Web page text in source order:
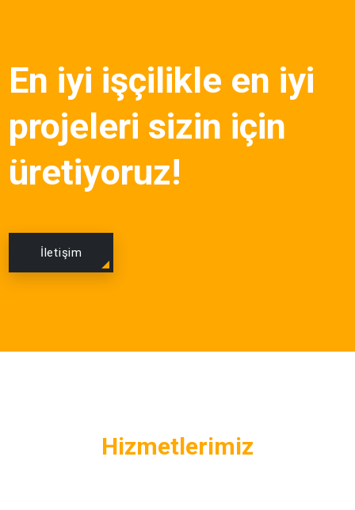
En iyi işçilikle en iyi
projeleri sizin için
üretiyoruz!
İletişim
Hizmetlerimiz